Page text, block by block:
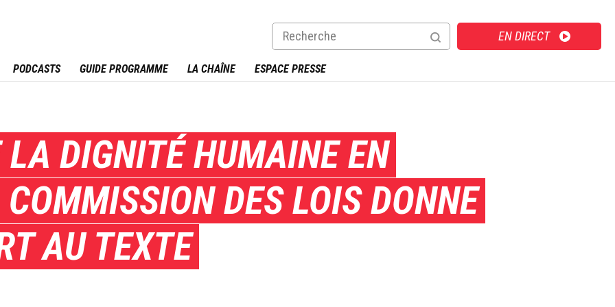
EN DIRECT
PODCASTS GUIDE PROGRAMME LA CHAÎNE ESPACE PRESSE
LA DIGNITÉ HUMAINE EN
DES LOIS DONNE
AU TEXTE